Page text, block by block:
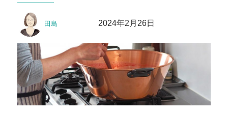
稿
田島 2024年2月26日